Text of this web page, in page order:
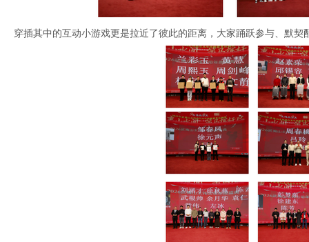
穿插其中的互动小游戏更是拉近了彼此的距离，大家踊跃参与、默契